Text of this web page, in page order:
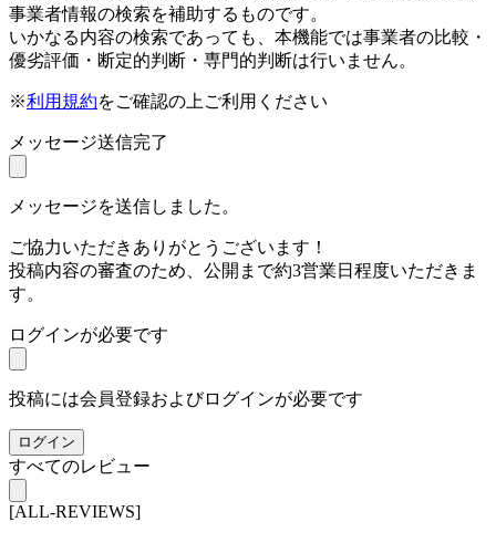
事業者情報の検索を補助するものです。
いかなる内容の検索であっても、本機能では事業者の比較・
優劣評価・断定的判断・専門的判断は行いません。
※利用規約をご確認の上ご利用ください
メッセージ送信完了
メッセージを送信しました。
ご協力いただきありがとうございます！
投稿内容の審査のため、公開まで約3営業日程度いただきま
す。
ログインが必要です
投稿には会員登録およびログインが必要です
ログイン
すべてのレビュー
[ALL-REVIEWS]